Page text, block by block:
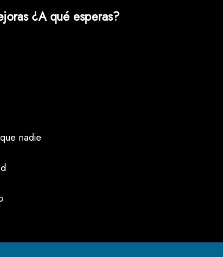
¿A qué esperas?
nadie